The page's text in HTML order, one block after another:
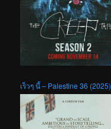
เร็วๆ นี้ – Palestine 36 (2025)